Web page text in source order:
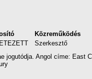
Közreműködés
Szerkesztő
Angol címe: East